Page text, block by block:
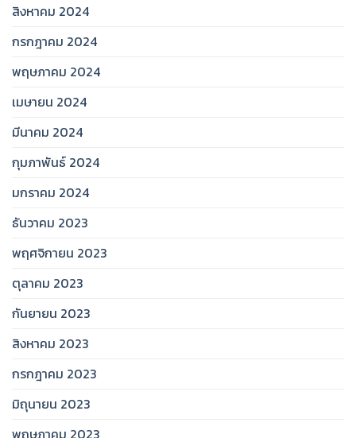
สิงหาคม 2024
กรกฎาคม 2024
พฤษภาคม 2024
เมษายน 2024
มีนาคม 2024
กุมภาพันธ์ 2024
มกราคม 2024
ธันวาคม 2023
พฤศจิกายน 2023
ตุลาคม 2023
กันยายน 2023
สิงหาคม 2023
กรกฎาคม 2023
มิถุนายน 2023
พฤษภาคม 2023